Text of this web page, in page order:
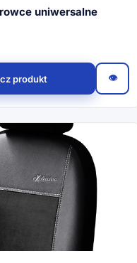
uniwersalne
produkt 👁